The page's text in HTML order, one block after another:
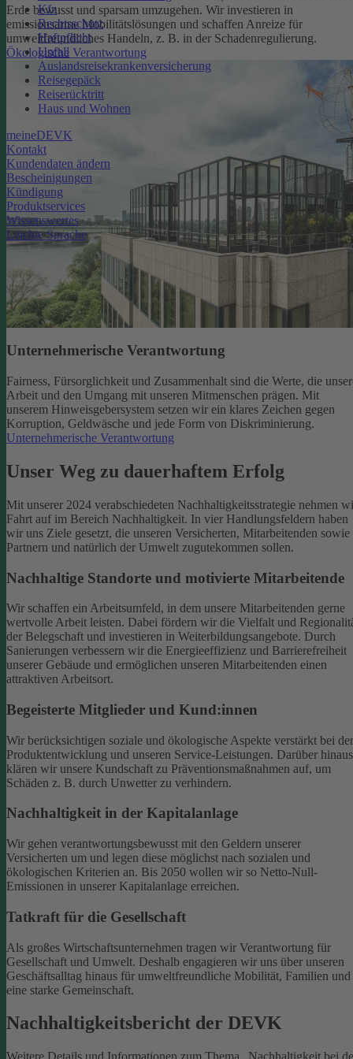
Kfz
Rechtsschutz
Haftpflicht
Unfall
Auslandsreisekrankenversicherung
Reisegepäck
Reiserücktritt
Haus und Wohnen
meineDEVK
Kontakt
Kundendaten ändern
Bescheinigungen
Kündigung
Produktservices
Wissenswertes
Leichte Sprache
Erde bewusst und sparsam umzugehen. Wir investieren in
emissionsarme Mobilitätslösungen und schaffen Anreize für
umweltfreundliches Handeln, z. B. in der Schadenregulierung.
Ökologische Verantwortung
Unternehmerische Verantwortung
Fairness, Fürsorglichkeit und Zusammenhalt sind die Werte, die
Arbeit und den Umgang mit unseren Mitmenschen prägen. Mit
unserem Hinweisgebersystem setzen wir ein klares Zeichen gegen
Korruption, Geldwäsche und jede Form von Diskriminierung.
Unternehmerische Verantwortung
Unser Weg zu dauerhaftem Erfolg
Mit unserer 2024 verabschiedeten Nachhaltigkeitsstrategie nehmen
Fahrt auf im Bereich Nachhaltigkeit. In vier Handlungsfeldern haben
wir uns Ziele gesetzt, die unseren Versicherten, Mitarbeitenden sowie
Partnern und natürlich der Umwelt zugutekommen sollen.
Nachhaltige Standorte und motivierte Mitarbeitende
Wir schaffen ein Arbeitsumfeld, in dem unsere Mitarbeitenden gerne
wertvolle Arbeit leisten. Dabei fördern wir die Vielfalt und
der Belegschaft und investieren in Weiterbildungsangebote. Durch
Sanierungen verbessern wir die Energieeffizienz und Barrierefreiheit
unserer Gebäude und ermöglichen unseren Mitarbeitenden einen
attraktiven Arbeitsort.
Begeisterte Mitglieder und Kund:innen
Wir berücksichtigen soziale und ökologische Aspekte verstärkt bei der
Produktentwicklung und unseren Service-Leistungen. Darüber hinaus
klären wir unsere Kundschaft zu Präventionsmaßnahmen auf, um
Schäden z. B. durch Unwetter zu verhindern.
Nachhaltigkeit in der Kapitalanlage
Wir gehen verantwortungsbewusst mit den Geldern unserer
Versicherten um und legen diese möglichst nach sozialen und
ökologischen Kriterien an. Bis 2050 wollen wir so Netto-Null-
Emissionen in unserer Kapitalanlage erreichen.
Tatkraft für die Gesellschaft
Als großes Wirtschaftsunternehmen tragen wir Verantwortung für
Gesellschaft und Umwelt. Deshalb engagieren wir uns über unseren
Geschäftsalltag hinaus für umweltfreundliche Mobilität, Familien und
eine starke Gemeinschaft.
Nachhaltigkeitsbericht der DEVK